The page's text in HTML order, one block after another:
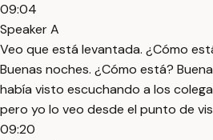
09:04
Speaker A
Veo que está levantada. ¿Cómo
Buenas noches. ¿Cómo está?
había visto escuchando a los
pero yo lo veo desde el punto de
09:20